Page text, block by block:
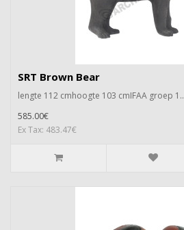
SRT Brown Bear
lengte 112 cmhoogte 103 cmIFAA groep 1..
585.00€
Ex Tax: 483.47€